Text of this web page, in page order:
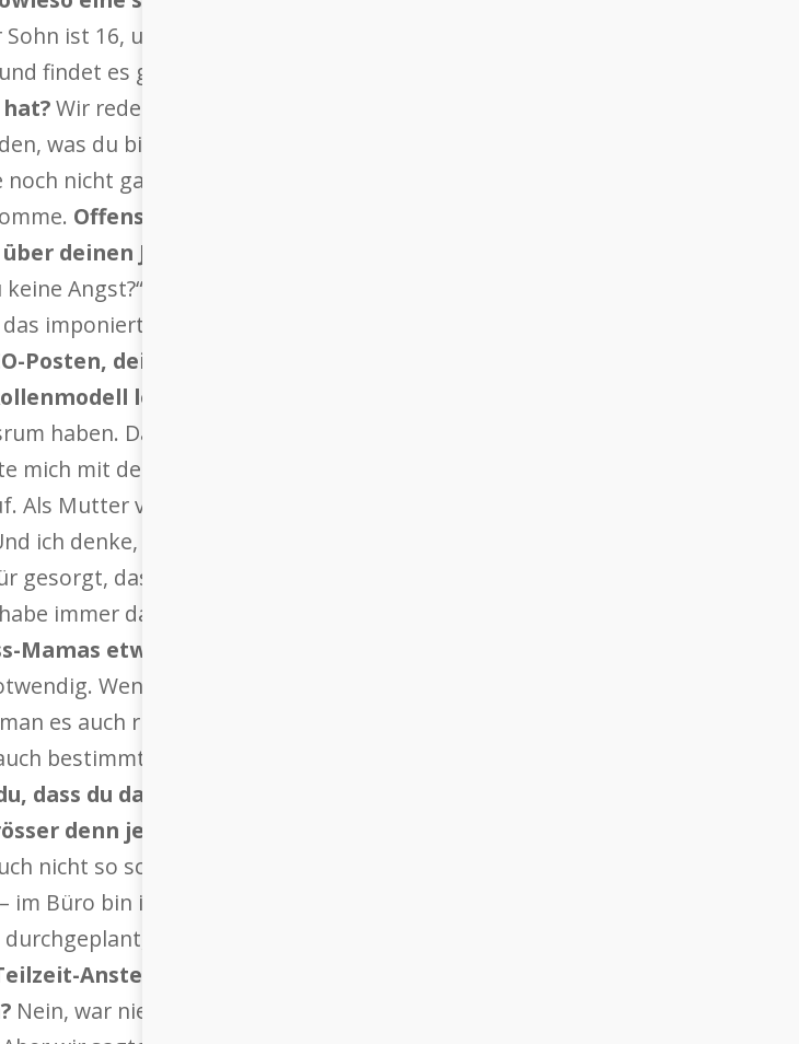
ist 16, unsere Tochter ist letzten Samstag 13
findet es ganz toll (lacht).
Wir reden ab und zu darüber, was sie denn werden will
was du bist.
nicht ganz rausgefunden, warum sie das möchte. Das
Offensichtlich strahlst du zuhause etwas aus, was
deinen Job.
Angst?“. Dann sage ich: „Nein, ich habe nie Angst“
imponiert ihr.
dein Mann ist zu Hause. Bemerkst du auch hin
lebst?
haben. Dass dann die Mutter sich mit meinem Mann
mit dem Mann über Berufliches und Autos. Es fällt
Mutter versuche ich, mir so viel Zeit für meine Kinder
ich denke, ich habe ein sehr enges Verhältnis zu meinen
dass ich abends wenigstens noch eine Geschichte
immer darauf geachtet, intensive Zeit mit meinen
Mamas etwas raten könntest, was wäre das?
Wenn man so seinem Gefühl folgt, sich fragt,
es auch richtig. Ich denke indes, es ist wichtig, genug
bestimmte Rituale zu schaffen, damit man diese Zeit
dass du dann nicht zu kurz kommst? Die aktuelle
denn je.
nicht so schnell in richtigen Stress. Ich gucke schon auch
Büro bin ich ganz streng durchgetaktet und wenn ich
da ist nicht so viel Spontanität möglich.
Anstellung nie ein Thema, sodass dein Mann und
Nein, war nie ein Thema. Wir haben, bevor die Kinder